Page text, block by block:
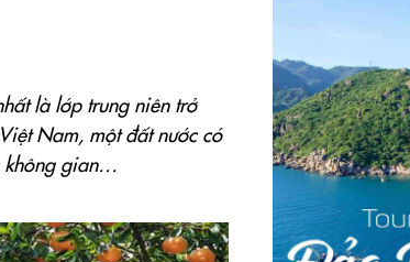
là lớp trung niên trở
Nam, một đất nước có
không gian…